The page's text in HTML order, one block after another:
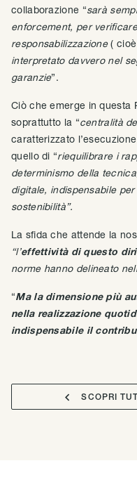
collaborazione “sarà
enforcement, per
responsabilizzazione(
interpretato davvero nel
garanzie”.
Ciò che emerge in questa
soprattutto la “centralità
caratterizzato
quello di “riequilibrare i
determinismo della
digitale, indispensabile
sostenibilità”.
La sfida che attende la
“l’effettività di questo
norme hanno delineato
“Ma la dimensione più
nella realizzazione
indispensabile il
 SCOPRI